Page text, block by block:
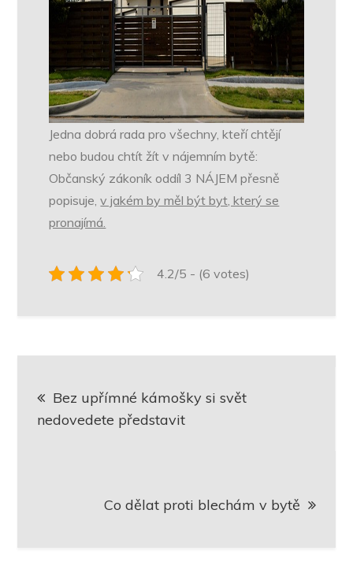
Jedna dobrá rada pro všechny, kteří chtějí
nebo budou chtít žít v nájemním bytě:
Občanský zákoník oddíl 3 NÁJEM přesně
popisuje,v jakém by měl být byt, který se
pronajímá.
4.2/5 - (6 votes)
proBez upřímné kámošky si svět
nedovedete představit
Co dělat proti blechám v bytě